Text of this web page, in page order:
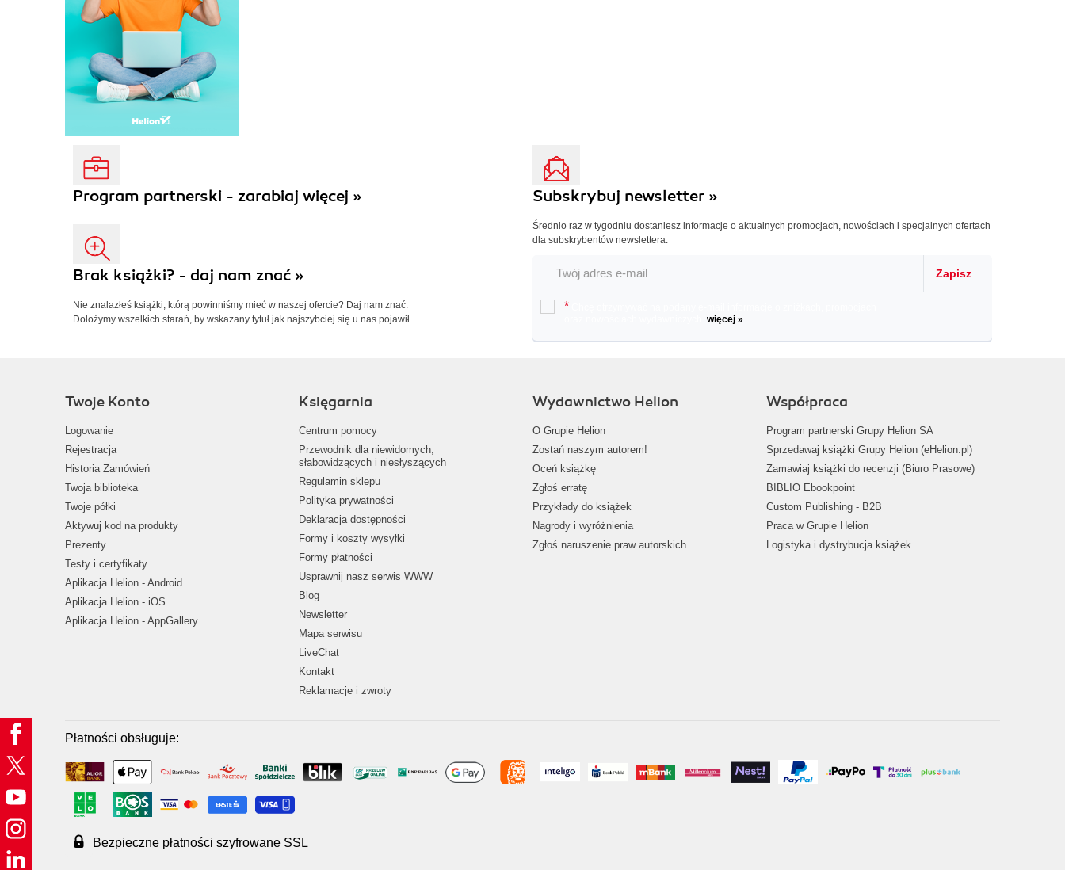
Program partnerski - zarabiaj więcej »
Brak książki? - daj nam znać »
Nie znalazłeś książki, którą powinniśmy mieć w naszej ofercie? Daj nam znać.
Dołożymy wszelkich starań, by wskazany tytuł jak najszybciej się u nas pojawił.
Subskrybuj newsletter »
Średnio raz w tygodniu dostaniesz informacje o aktualnych promocjach, nowościach i specjalnych ofertach
dla subskrybentów newslettera.
Zapisz
*
więcej »
Twoje Konto
Logowanie
Rejestracja
Historia Zamówień
Twoja biblioteka
Twoje półki
Aktywuj kod na produkty
Prezenty
Testy i certyfikaty
Aplikacja Helion - Android
Aplikacja Helion - iOS
Aplikacja Helion - AppGallery
Księgarnia
Centrum pomocy
Przewodnik dla niewidomych,
słabowidzących i niesłyszących
Regulamin sklepu
Polityka prywatności
Deklaracja dostępności
Formy i koszty wysyłki
Formy płatności
Usprawnij nasz serwis WWW
Blog
Newsletter
Mapa serwisu
LiveChat
Kontakt
Reklamacje i zwroty
Wydawnictwo Helion
O Grupie Helion
Zostań naszym autorem!
Oceń książkę
Zgłoś erratę
Przykłady do książek
Nagrody i wyróżnienia
Zgłoś naruszenie praw autorskich
Współpraca
Program partnerski Grupy Helion SA
Sprzedawaj książki Grupy Helion (eHelion.pl)
Zamawiaj książki do recenzji (Biuro Prasowe)
BIBLIO Ebookpoint
Custom Publishing - B2B
Praca w Grupie Helion
Logistyka i dystrybucja książek
Płatności obsługuje:
Bezpieczne płatności szyfrowane SSL